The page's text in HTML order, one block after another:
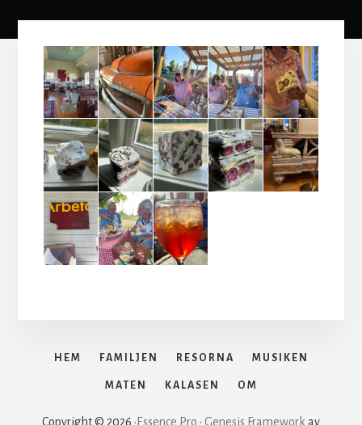
HEM FAMILJEN RESORNA MUSIKEN
MATEN KALASEN OM
Copyright © 2026 · Essence Pro · Genesis Framework av